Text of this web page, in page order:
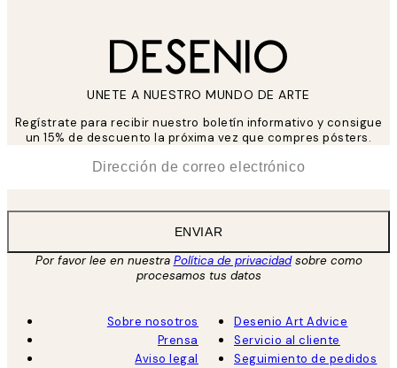
UNETE A NUESTRO MUNDO DE ARTE
Regístrate para recibir nuestro boletín informativo y consigue
un 15% de descuento la próxima vez que compres pósters.
ENVIAR
Por favor lee en nuestra Política de privacidadsobre como
procesamos tus datos
Sobre nosotros
Prensa
Aviso legal
Desenio Art Advice
Servicio al cliente
Seguimiento de pedidos